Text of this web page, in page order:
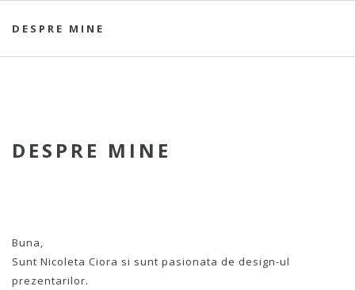
DESPRE MINE
DESPRE MINE
Buna,
Sunt Nicoleta Ciora si sunt pasionata de design-ul
prezentarilor.